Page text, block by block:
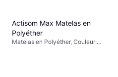
Actisom Max Matelas en
Polyéther
Matelas en Polyéther, Couleur: